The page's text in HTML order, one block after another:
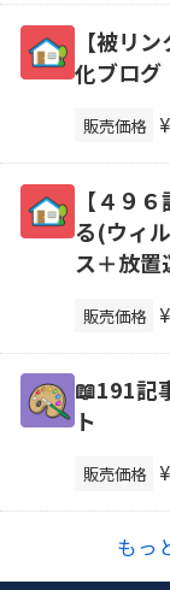
【被リ
化ブログ
販売価格
【４９
る(ウィ
ス＋放置
販売価格
📖191記
ト
販売価格
もっ